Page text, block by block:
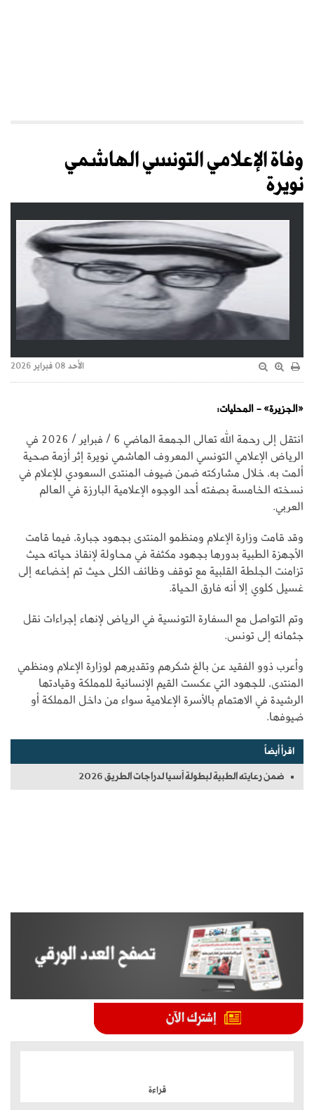
وفاة الإعلامي التونسي الهاشمي
نويرة
الأحد 08 فبراير 2026
«الجزيرة» - المحليات:
انتقل إلى رحمة الله تعالى الجمعة الماضي 6 / فبراير / 2026 في
الرياض الإعلامي التونسي المعروف الهاشمي نويرة إثر أزمة صحية
ألمت به، خلال مشاركته ضمن ضيوف المنتدى السعودي للإعلام في
نسخته الخامسة بصفته أحد الوجوه الإعلامية البارزة في العالم
العربي.
وقد قامت وزارة الإعلام ومنظمو المنتدى بجهود جبارة، فيما قامت
الأجهزة الطبية بدورها بجهود مكثفة في محاولة لإنقاذ حياته حيث
تزامنت الجلطة القلبية مع توقف وظائف الكلى حيث تم إخضاعه إلى
غسيل كلوي إلا أنه فارق الحياة.
وتم التواصل مع السفارة التونسية في الرياض لإنهاء إجراءات نقل
جثمانه إلى تونس.
وأعرب ذوو الفقيد عن بالغ شكرهم وتقديرهم لوزارة الإعلام ومنظمي
المنتدى، للجهود التي عكست القيم الإنسانية للمملكة وقيادتها
الرشيدة في الاهتمام بالأسرة الإعلامية سواء من داخل المملكة أو
ضيوفها.
اقرأ أيضاً
ضمن رعايته الطبية لبطولة آسيا لدراجات الطريق 2026
قراءة